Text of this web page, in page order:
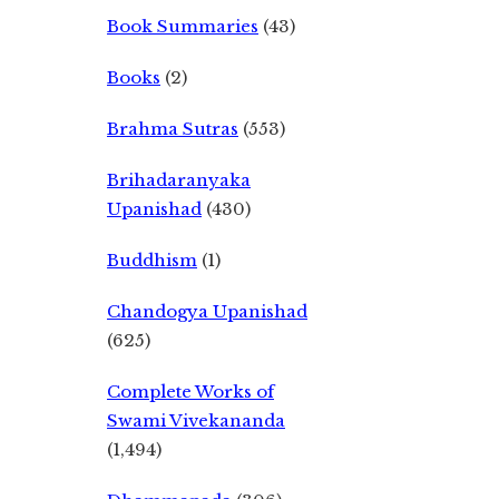
Book Summaries (43)
Books (2)
Brahma Sutras (553)
Brihadaranyaka
Upanishad (430)
Buddhism (1)
Chandogya Upanishad
(625)
Complete Works of
Swami Vivekananda
(1,494)